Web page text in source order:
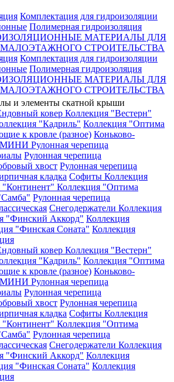
Комплектация для гидроизоляции
Полимерная гидроизоляция
МАТЕРИАЛЫ ДЛЯ
СТРОИТЕЛЬСТВА
Комплектация для гидроизоляции
Полимерная гидроизоляция
МАТЕРИАЛЫ ДЛЯ
СТРОИТЕЛЬСТВА
и элементы скатной крыши
ковер Коллекция "Вестерн"
"Кадриль" Коллекция "Оптима
к кровле (разное) Коньково-
МИНИ Рулонная черепица
Рулонная черепица
хвост Рулонная черепица
кладка Софиты Коллекция
"Континент" Коллекция "Оптима
Рулонная черепица
Снегодержатели Коллекция
"Финский Аккорд" Коллекция
"Финская Соната" Коллекция
ковер Коллекция "Вестерн"
"Кадриль" Коллекция "Оптима
к кровле (разное) Коньково-
МИНИ Рулонная черепица
Рулонная черепица
хвост Рулонная черепица
кладка Софиты Коллекция
"Континент" Коллекция "Оптима
Рулонная черепица
Снегодержатели Коллекция
"Финский Аккорд" Коллекция
"Финская Соната" Коллекция